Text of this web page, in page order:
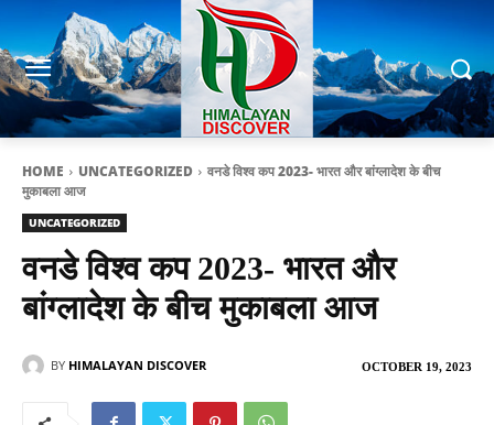
HOME UNCATEGORIZED
वनडे विश्व कप 2023- भारत और बांग्लादेश के बीच
मुकाबला आज
UNCATEGORIZED
वनडे विश्व कप 2023- भारत और
बांग्लादेश के बीच मुकाबला आज
OCTOBER 19, 2023
BY HIMALAYAN DISCOVER